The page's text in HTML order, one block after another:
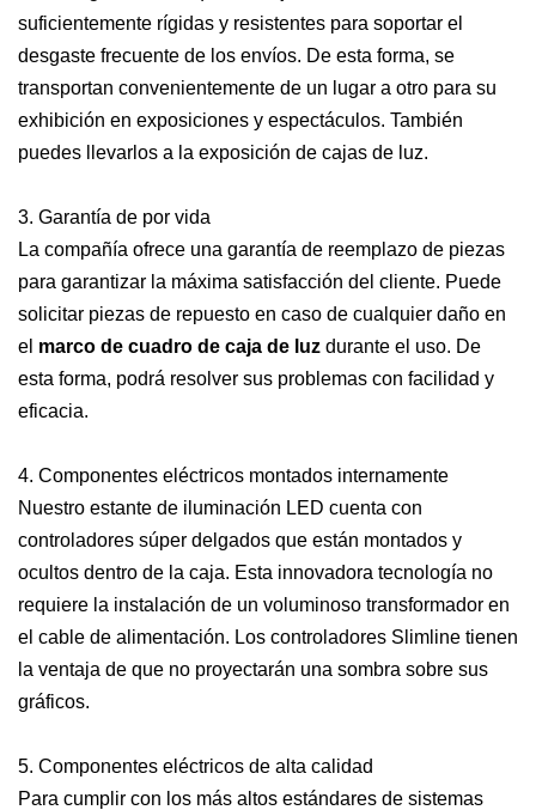
suficientemente rígidas y resistentes para soportar el
desgaste frecuente de los envíos. De esta forma, se
transportan convenientemente de un lugar a otro para su
exhibición en exposiciones y espectáculos. También
puedes llevarlos a la exposición de cajas de luz.
3. Garantía de por vida
La compañía ofrece una garantía de reemplazo de piezas
para garantizar la máxima satisfacción del cliente. Puede
solicitar piezas de repuesto en caso de cualquier daño en
el marco de cuadro de caja de luz durante el uso. De
esta forma, podrá resolver sus problemas con facilidad y
eficacia.
4. Componentes eléctricos montados internamente
Nuestro estante de iluminación LED cuenta con
controladores súper delgados que están montados y
ocultos dentro de la caja. Esta innovadora tecnología no
requiere la instalación de un voluminoso transformador en
el cable de alimentación. Los controladores Slimline tienen
la ventaja de que no proyectarán una sombra sobre sus
gráficos.
5. Componentes eléctricos de alta calidad
Para cumplir con los más altos estándares de sistemas